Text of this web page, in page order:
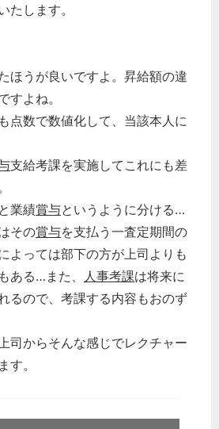
たします。
ほうが良いですよ。昇給額の違
すよね。
点数で数値化して、当該本人に
支給考課を実施してこれにも差
と業績賞与というように分ける…
その賞与を支払う一査定期間の
よっては部下の方が上司よりも
ある…また、 人事考課は将来に
るので、考課する内容もおのず
司からそんな感じでレクチャー
す。